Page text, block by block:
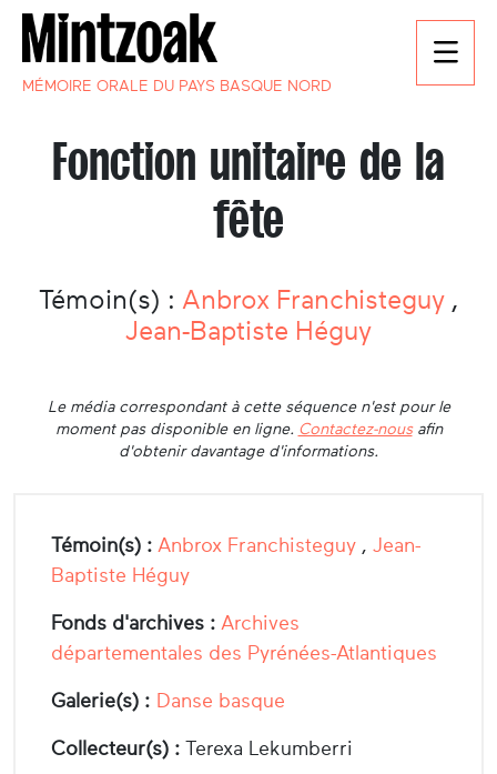
MÉMOIRE ORALE DU PAYS BASQUE NORD
Fonction unitaire de la
fête
Témoin(s) : Anbrox Franchisteguy ,
Jean-Baptiste Héguy
Le média correspondant à cette séquence n'est pour le
moment pas disponible en ligne. Contactez-nousafin
d'obtenir davantage d'informations.
Témoin(s) : Anbrox Franchisteguy , Jean-
Baptiste Héguy
Fonds d'archives : Archives
départementales des Pyrénées-Atlantiques
Galerie(s) : Danse basque
Collecteur(s) : Terexa Lekumberri